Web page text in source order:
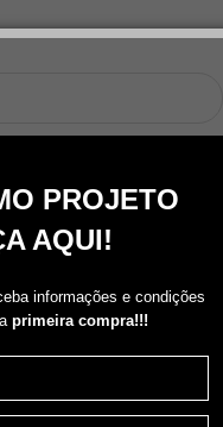
PROJETO
AQUI!
informações e condições
primeira compra!!!
Dupla Aplicação